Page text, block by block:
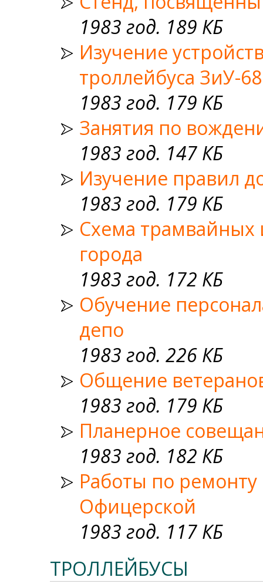
1983 год. 189 КБ
Изучение
троллейбуса ЗиУ-
1983 год. 179 КБ
Занятия по
1983 год. 147 КБ
Изучение правил
1983 год. 179 КБ
Схема трамвайных
города
1983 год. 172 КБ
Обучение
депо
1983 год. 226 КБ
Общение
1983 год. 179 КБ
Планерное
1983 год. 182 КБ
Работы по ремонту
Офицерской
1983 год. 117 КБ
ТРОЛЛЕЙБУСЫ